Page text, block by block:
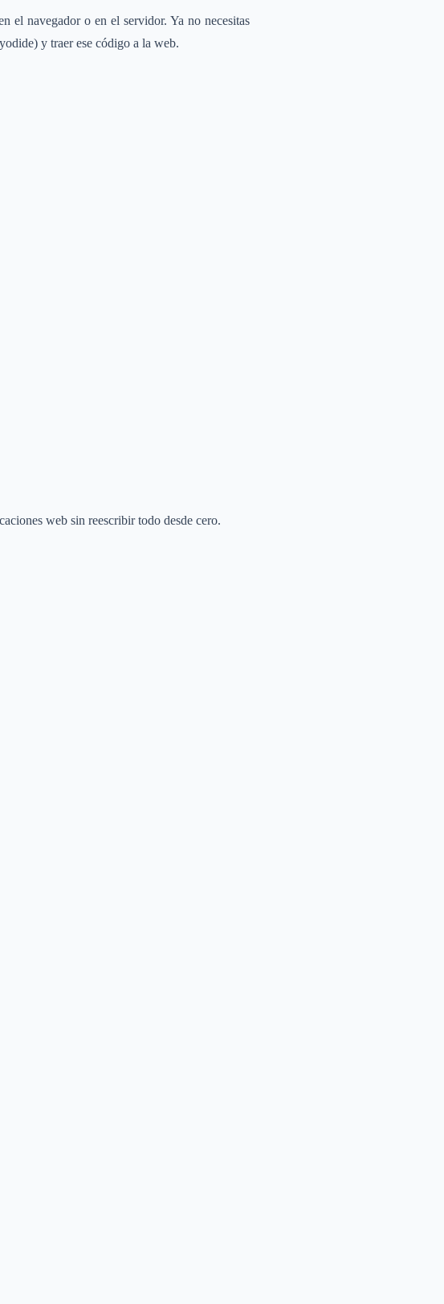
el navegador o en el servidor. Ya no necesitas
y traer ese código a la web.
web sin reescribir todo desde cero.